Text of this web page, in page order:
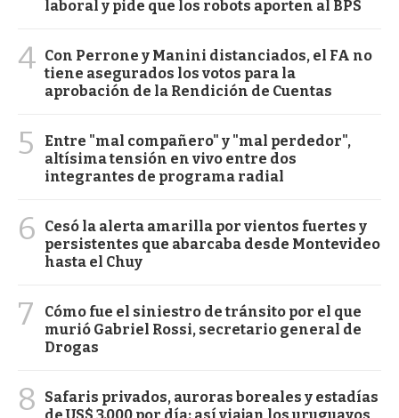
laboral y pide que los robots aporten al BPS
4 Con Perrone y Manini distanciados, el FA no
tiene asegurados los votos para la
aprobación de la Rendición de Cuentas
5
Entre "mal compañero" y "mal perdedor",
altísima tensión en vivo entre dos
integrantes de programa radial
6
Cesó la alerta amarilla por vientos fuertes y
persistentes que abarcaba desde Montevideo
hasta el Chuy
7
Cómo fue el siniestro de tránsito por el que
murió Gabriel Rossi, secretario general de
Drogas
8
Safaris privados, auroras boreales y estadías